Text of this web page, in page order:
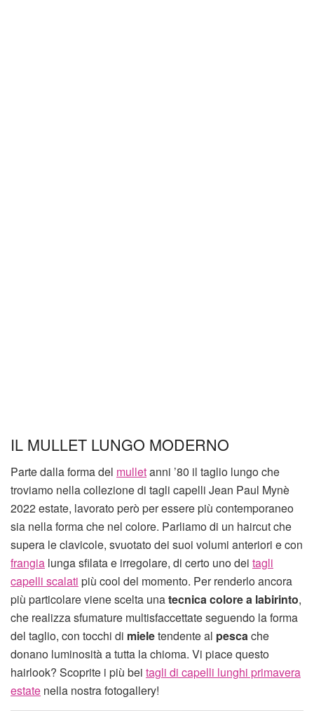
IL MULLET LUNGO MODERNO
Parte dalla forma del mulletanni ’80 il taglio lungo che
troviamo nella collezione di tagli capelli Jean Paul Mynè
2022 estate, lavorato però per essere più contemporaneo
sia nella forma che nel colore. Parliamo di un haircut che
supera le clavicole, svuotato dei suoi volumi anteriori e con
frangia lunga sfilata e irregolare, di certo uno dei tagli
capelli scalati più cool del momento. Per renderlo ancora
più particolare viene scelta unatecnica colore a labirinto,
che realizza sfumature multisfaccettate seguendo la forma
del taglio, con tocchi di mieletendente al pesca che
donano luminosità a tutta la chioma. Vi piace questo
hairlook? Scoprite i più bei tagli di capelli lunghi primavera
estate nella nostra fotogallery!